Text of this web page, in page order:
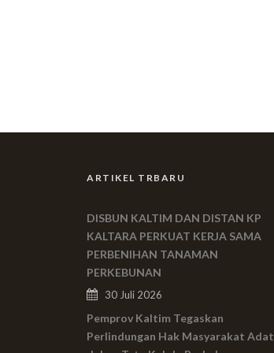
ARTIKEL TRBARU
DISBUN KALTIM DAN DISTAN KP
KALTARA PERKUAT KERJA SAMA
PERBENIHAN TANAMAN
PERKEBUNAN
30 Juli 2026
Pemprov Kaltim Tegaskan
Perlindungan Hak Masyarakat Adat